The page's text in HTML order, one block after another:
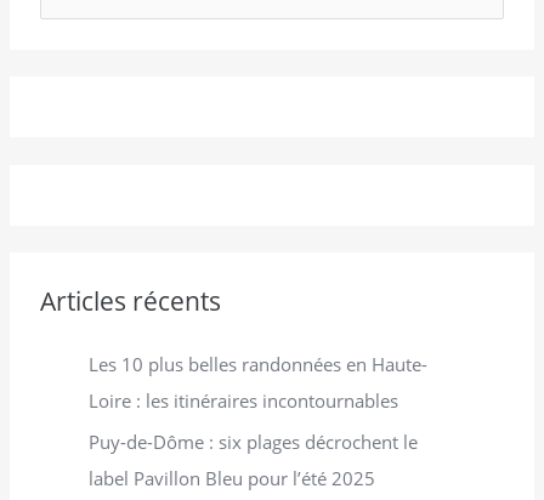
Articles récents
Les 10 plus belles randonnées en Haute-
Loire : les itinéraires incontournables
Puy-de-Dôme : six plages décrochent le
label Pavillon Bleu pour l’été 2025